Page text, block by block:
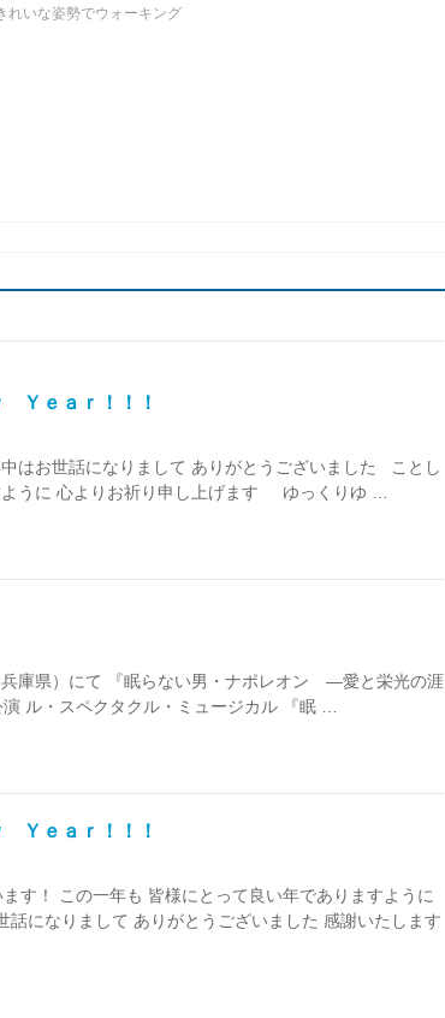
いな姿勢でウォーキング
ｅａｒ！！！
はお世話になりまして ありがとうございました ことし
うに 心よりお祈り申し上げます ゆっくりゆ …
庫県）にて 『眠らない男・ナポレオン ―愛と栄光の涯
・スペクタクル・ミュージカル 『眠 …
ｅａｒ！！！
す！ この一年も 皆様にとって良い年でありますように
になりまして ありがとうございました 感謝いたします